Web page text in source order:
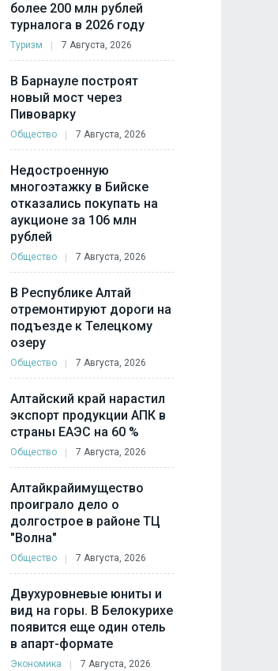
более 200 млн рублей
турналога в 2026 году
Туризм 7 Августа, 2026
В Барнауле построят
новый мост через
Пивоварку
Общество 7 Августа, 2026
Недостроенную
многоэтажку в Бийске
отказались покупать на
аукционе за 106 млн
рублей
Общество 7 Августа, 2026
В Республике Алтай
отремонтируют дороги на
подъезде к Телецкому
озеру
Общество 7 Августа, 2026
Алтайский край нарастил
экспорт продукции АПК в
страны ЕАЭС на 60 %
Общество 7 Августа, 2026
Алтайкрайимущество
проиграло дело о
долгострое в районе ТЦ
"Волна"
Общество 7 Августа, 2026
Двухуровневые юниты и
вид на горы. В Белокурихе
появится еще один отель
в апарт-формате
Экономика 7 Августа, 2026